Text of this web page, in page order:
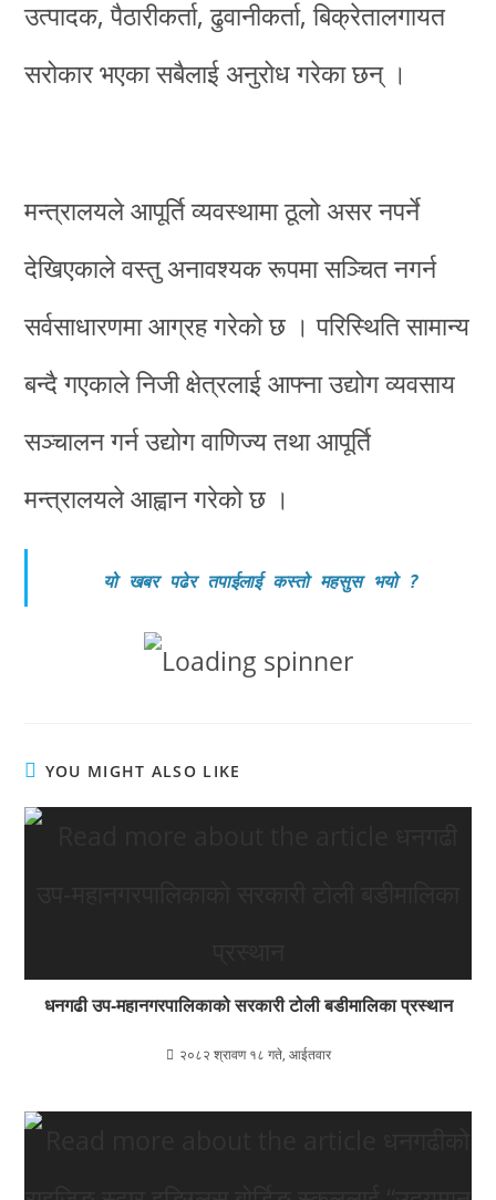
उत्पादक, पैठारीकर्ता, ढुवानीकर्ता, बिक्रेतालगायत
सरोकार भएका सबैलाई अनुरोध गरेका छन् ।
मन्त्रालयले आपूर्ति व्यवस्थामा ठूलो असर नपर्ने
देखिएकाले वस्तु अनावश्यक रूपमा सञ्चित नगर्न
सर्वसाधारणमा आग्रह गरेको छ । परिस्थिति सामान्य
बन्दै गएकाले निजी क्षेत्रलाई आफ्ना उद्योग व्यवसाय
सञ्चालन गर्न उद्योग वाणिज्य तथा आपूर्ति
मन्त्रालयले आह्वान गरेको छ ।
यो खबर पढेर तपाईलाई कस्तो महसुस भयो?
YOU MIGHT ALSO LIKE
धनगढी उप‐महानगरपालिकाको सरकारी टोली बडीमालिका प्रस्थान
२०८२ श्रावण १८ गते, आईतवार